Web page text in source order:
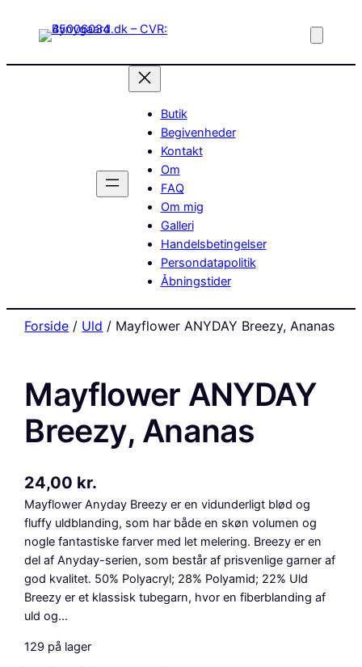
Butik
Begivenheder
Kontakt
Om
FAQ
Om mig
Galleri
Handelsbetingelser
Persondatapolitik
Åbningstider
Forside / Uld / Mayflower ANYDAY Breezy, Ananas
Mayflower ANYDAY
Breezy, Ananas
24,00 kr.
Mayflower Anyday Breezy er en vidunderligt blød og
fluffy uldblanding, som har både en skøn volumen og
nogle fantastiske farver med let melering. Breezy er en
del af Anyday-serien, som består af prisvenlige garner af
god kvalitet. 50% Polyacryl; 28% Polyamid; 22% Uld
Breezy er et klassisk tubegarn, hvor en fiberblanding af
uld og…
129 på lager